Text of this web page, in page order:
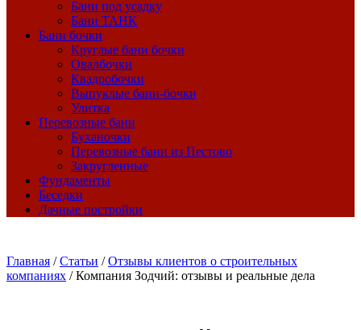
Бани под усадку
Бани ТАНК
Бани бочки
Круглые бани бочки
Овалбочки
Квадробочки
Выпуклые бани-бочки
Улитка
Перевозные бани
Буханочки
Перевозные бани из Пестово
Закругленные
Фундаменты
Беседки
Дачные постройки
Главная /Статьи /Отзывы клиентов о строительных
компаниях /Компания Зодчий: отзывы и реальные дела